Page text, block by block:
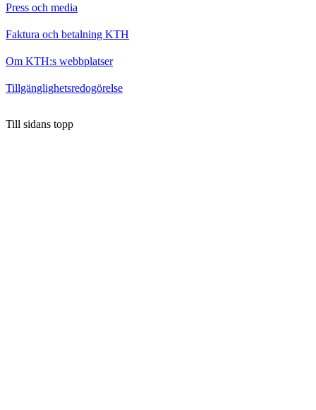
Press och media
Faktura och betalning KTH
Om KTH:s webbplatser
Tillgänglighetsredogörelse
Till sidans topp